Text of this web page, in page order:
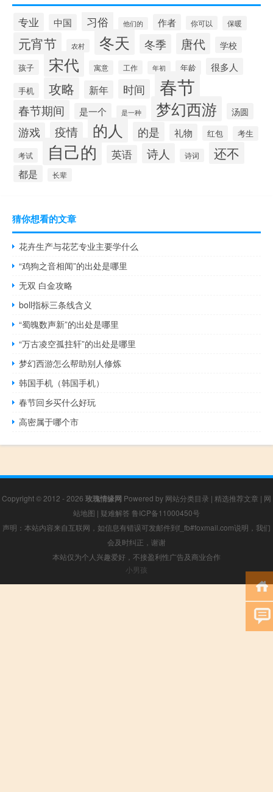
专业 中国 习俗 他们的 作者 你可以 保暖
元宵节 农村 冬天 冬季 唐代 学校
孩子 宋代 寓意 工作 年初 年龄 很多人
手机 攻略 新年 时间 春节
春节期间 是一个 是一种 梦幻西游 汤圆
游戏 疫情 的人 的是 礼物 红包
考生
考试
自己的 英语 诗人 诗词 还不
都是 长辈
猜你想看的文章
花卉生产与花艺专业主要学什么
“鸡狗之音相闻”的出处是哪里
无双 白金攻略
boll指标三条线含义
“蜀魄数声新”的出处是哪里
“万古凌空孤拄轩”的出处是哪里
梦幻西游怎么帮助别人修炼
韩国手机（韩国手机）
春节回乡买什么好玩
高密属于哪个市
Copyright © 2012 - 2026 玫瑰情缘网 Powered by 网站分类目录 | 精选推荐文章 | 网
站地图 | 疑难解答 鲁ICP备11000450号
声明：本站内容来自互联网，如信息有错误可发邮件到f_fb#foxmail.com说明，我们
会及时纠正，谢谢
本站仅为个人兴趣爱好，不接盈利性广告及商业合作
小男孩